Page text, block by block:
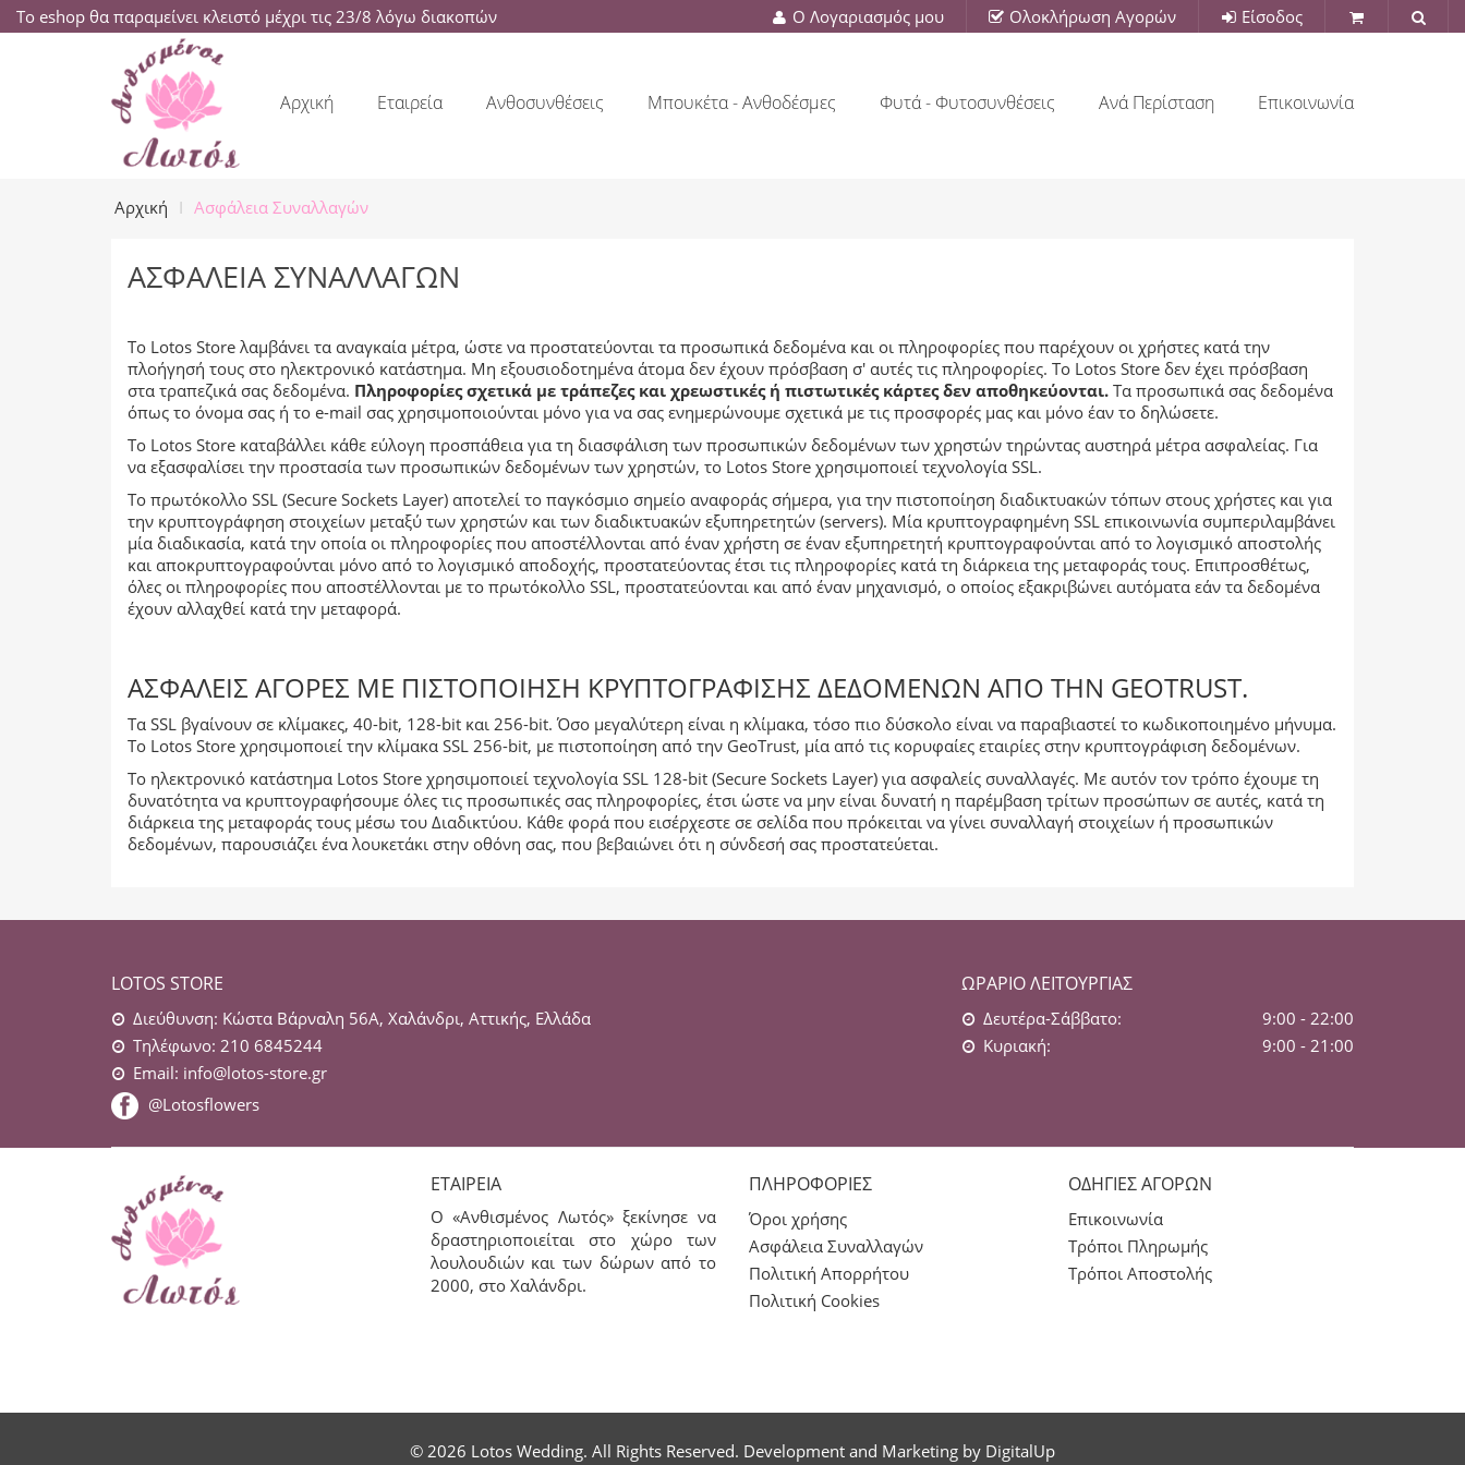
Το eshop θα παραμείνει κλειστό μέχρι τις 23/8 λόγω διακοπών Ο Λογαριασμός μου Ολοκλήρωση Αγορών Είσοδος
Αρχική Εταιρεία Ανθοσυνθέσεις Μπουκέτα - Ανθοδέσμες Φυτά - Φυτοσυνθέσεις Ανά Περίσταση Επικοινωνία
Αρχική Ασφάλεια Συναλλαγών
ΑΣΦΆΛΕΙΑ ΣΥΝΑΛΛΑΓΏΝ
Το Lotos Store λαμβάνει τα αναγκαία μέτρα, ώστε να προστατεύονται τα προσωπικά δεδομένα και οι πληροφορίες που παρέχουν οι χρήστες κατά την
πλοήγησή τους στο ηλεκτρονικό κατάστημα. Μη εξουσιοδοτημένα άτομα δεν έχουν πρόσβαση σ' αυτές τις πληροφορίες. Το Lotos Store δεν έχει πρόσβαση
στα τραπεζικά σας δεδομένα. Πληροφορίες σχετικά με τράπεζες και χρεωστικές ή πιστωτικές κάρτες δεν αποθηκεύονται. Τα προσωπικά σας δεδομένα
όπως το όνομα σας ή το e-mail σας χρησιμοποιούνται μόνο για να σας ενημερώνουμε σχετικά με τις προσφορές μας και μόνο έαν το δηλώσετε.
Το Lotos Store καταβάλλει κάθε εύλογη προσπάθεια για τη διασφάλιση των προσωπικών δεδομένων των χρηστών τηρώντας αυστηρά μέτρα ασφαλείας. Για
να εξασφαλίσει την προστασία των προσωπικών δεδομένων των χρηστών, το Lotos Store χρησιμοποιεί τεχνολογία SSL.
Το πρωτόκολλο SSL (Secure Sockets Layer) αποτελεί το παγκόσμιο σημείο αναφοράς σήμερα, για την πιστοποίηση διαδικτυακών τόπων στους χρήστες και για
την κρυπτογράφηση στοιχείων μεταξύ των χρηστών και των διαδικτυακών εξυπηρετητών (servers). Μία κρυπτογραφημένη SSL επικοινωνία συμπεριλαμβάνει
μία διαδικασία, κατά την οποία οι πληροφορίες που αποστέλλονται από έναν χρήστη σε έναν εξυπηρετητή κρυπτογραφούνται από το λογισμικό αποστολής
και αποκρυπτογραφούνται μόνο από το λογισμικό αποδοχής, προστατεύοντας έτσι τις πληροφορίες κατά τη διάρκεια της μεταφοράς τους. Επιπροσθέτως,
όλες οι πληροφορίες που αποστέλλονται με το πρωτόκολλο SSL, προστατεύονται και από έναν μηχανισμό, ο οποίος εξακριβώνει αυτόματα εάν τα δεδομένα
έχουν αλλαχθεί κατά την μεταφορά.
ΑΣΦΑΛΕΊΣ ΑΓΟΡΈΣ ΜΕ ΠΙΣΤΟΠΟΊΗΣΗ ΚΡΥΠΤΟΓΡΆΦΙΣΗΣ ΔΕΔΟΜΈΝΩΝ ΑΠΌ ΤΗΝ GEOTRUST.
Τα SSL βγαίνουν σε κλίμακες, 40-bit, 128-bit και 256-bit. Όσο μεγαλύτερη είναι η κλίμακα, τόσο πιο δύσκολο είναι να παραβιαστεί το κωδικοποιημένο μήνυμα.
Το Lotos Store χρησιμοποιεί την κλίμακα SSL 256-bit, με πιστοποίηση από την GeoTrust, μία από τις κορυφαίες εταιρίες στην κρυπτογράφιση δεδομένων.
Το ηλεκτρονικό κατάστημα Lotos Store χρησιμοποιεί τεχνολογία SSL 128-bit (Secure Sockets Layer) για ασφαλείς συναλλαγές. Με αυτόν τον τρόπο έχουμε τη
δυνατότητα να κρυπτογραφήσουμε όλες τις προσωπικές σας πληροφορίες, έτσι ώστε να μην είναι δυνατή η παρέμβαση τρίτων προσώπων σε αυτές, κατά τη
διάρκεια της μεταφοράς τους μέσω του Διαδικτύου. Kάθε φορά που εισέρχεστε σε σελίδα που πρόκειται να γίνει συναλλαγή στοιχείων ή προσωπικών
δεδομένων, παρουσιάζει ένα λουκετάκι στην οθόνη σας, που βεβαιώνει ότι η σύνδεσή σας προστατεύεται.
LOTOS STORE
Διεύθυνση: Κώστα Βάρναλη 56Α, Χαλάνδρι, Αττικής, Ελλάδα
Τηλέφωνο: 210 6845244
Email: info@lotos-store.gr
@Lotosflowers
ΩΡΆΡΙΟ ΛΕΙΤΟΥΡΓΊΑΣ
Δευτέρα-Σάββατο:
9:00 - 22:00
Κυριακή:
9:00 - 21:00
ΕΤΑΙΡΕΊΑ
Ο «Ανθισμένος Λωτός» ξεκίνησε να
δραστηριοποιείται στο χώρο των
λουλουδιών και των δώρων από το
2000, στο Χαλάνδρι.
ΠΛΗΡΟΦΟΡΊΕΣ
Όροι χρήσης
Ασφάλεια Συναλλαγών
Πολιτική Απορρήτου
Πολιτική Cookies
ΟΔΗΓΙΕΣ ΑΓΟΡΩΝ
Επικοινωνία
Τρόποι Πληρωμής
Τρόποι Αποστολής
© 2026 Lotos Wedding. All Rights Reserved. Development and Marketing by DigitalUp